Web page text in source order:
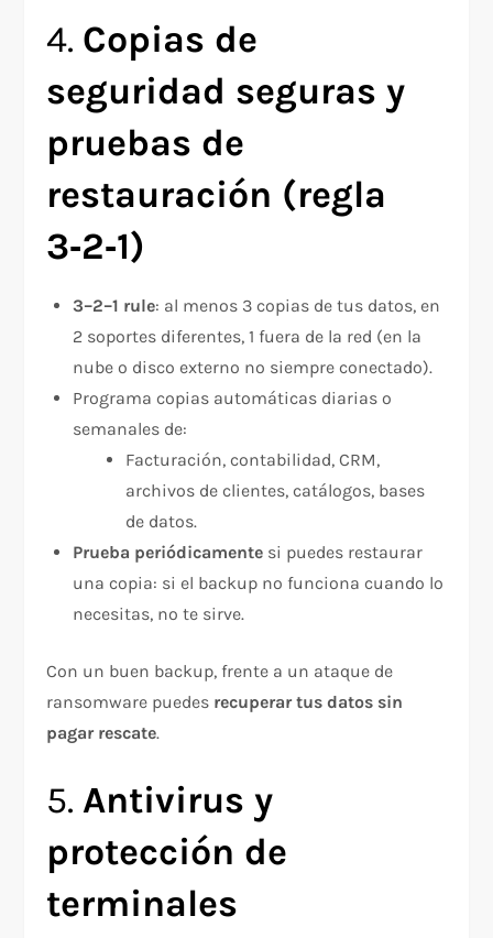
4. Copias de
seguridad seguras y
pruebas de
restauración (regla
3‑2‑1)
3–2–1 rule: al menos 3 copias de tus datos, en
2 soportes diferentes, 1 fuera de la red (en la
nube o disco externo no siempre conectado).
Programa copias automáticas diarias o
semanales de:
Facturación, contabilidad, CRM,
archivos de clientes, catálogos, bases
de datos.
Prueba periódicamente si puedes restaurar
una copia: si el backup no funciona cuando lo
necesitas, no te sirve.
Con un buen backup, frente a un ataque de
ransomware puedes recuperar tus datos sin
pagar rescate.
5. Antivirus y
protección de
terminales